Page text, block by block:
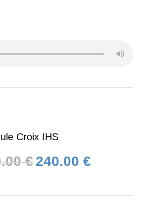
Croix IHS
€240.00 €